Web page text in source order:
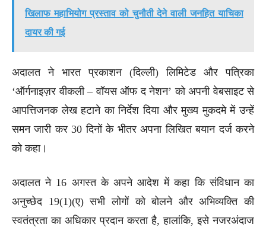
खिलाफ महाभियोग प्रस्ताव को चुनौती देने वाली जनहित याचिका
दायर की गई
अदालत ने भारत प्रकाशन (दिल्ली) लिमिटेड और पत्रिका
‘ऑर्गनाइज़र वीकली – वॉयस ऑफ द नेशन’ को अपनी वेबसाइट से
आपत्तिजनक लेख हटाने का निर्देश दिया और मुख्य मुकदमे में उन्हें
समन जारी कर 30 दिनों के भीतर अपना लिखित बयान दर्ज करने
को कहा।
अदालत ने 16 अगस्त के अपने आदेश में कहा कि संविधान का
अनुच्छेद 19(1)(ए) सभी लोगों को बोलने और अभिव्यक्ति की
स्वतंत्रता का अधिकार प्रदान करता है, हालांकि, इसे नजरअंदाज